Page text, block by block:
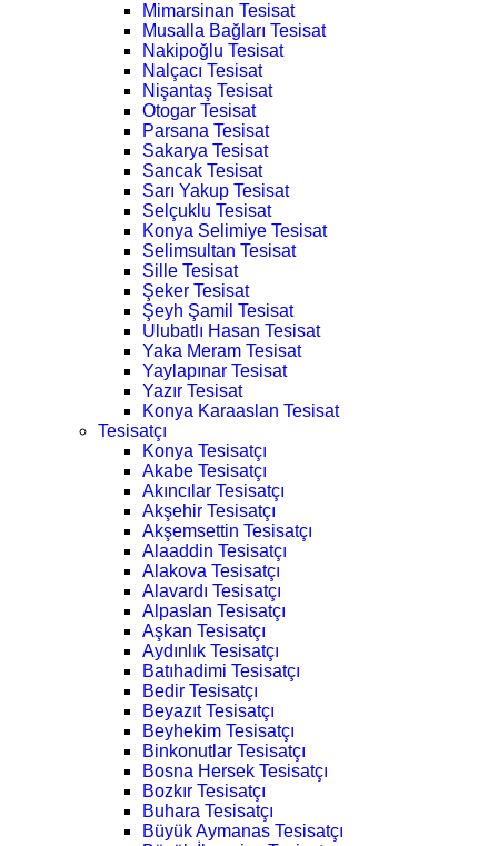
Mimarsinan Tesisat
Musalla Bağları Tesisat
Nakipoğlu Tesisat
Nalçacı Tesisat
Nişantaş Tesisat
Otogar Tesisat
Parsana Tesisat
Sakarya Tesisat
Sancak Tesisat
Sarı Yakup Tesisat
Selçuklu Tesisat
Konya Selimiye Tesisat
Selimsultan Tesisat
Sille Tesisat
Şeker Tesisat
Şeyh Şamil Tesisat
Ulubatlı Hasan Tesisat
Yaka Meram Tesisat
Yaylapınar Tesisat
Yazır Tesisat
Konya Karaaslan Tesisat
Tesisatçı
Konya Tesisatçı
Akabe Tesisatçı
Akıncılar Tesisatçı
Akşehir Tesisatçı
Akşemsettin Tesisatçı
Alaaddin Tesisatçı
Alakova Tesisatçı
Alavardı Tesisatçı
Alpaslan Tesisatçı
Aşkan Tesisatçı
Aydınlık Tesisatçı
Batıhadimi Tesisatçı
Bedir Tesisatçı
Beyazıt Tesisatçı
Beyhekim Tesisatçı
Binkonutlar Tesisatçı
Bosna Hersek Tesisatçı
Bozkır Tesisatçı
Buhara Tesisatçı
Büyük Aymanas Tesisatçı